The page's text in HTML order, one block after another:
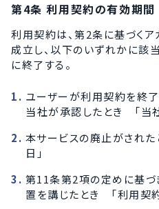
第4条 利用契約の有効期間
利用契約は、第2条に基づく
成立し、以下のいずれかに該
に終了する。
ユーザーが利用契約を終
当社が承認したとき 「当
本サービスの廃止がされ
日」
第11条第2項の定めに基
置を講じたとき 「利用契